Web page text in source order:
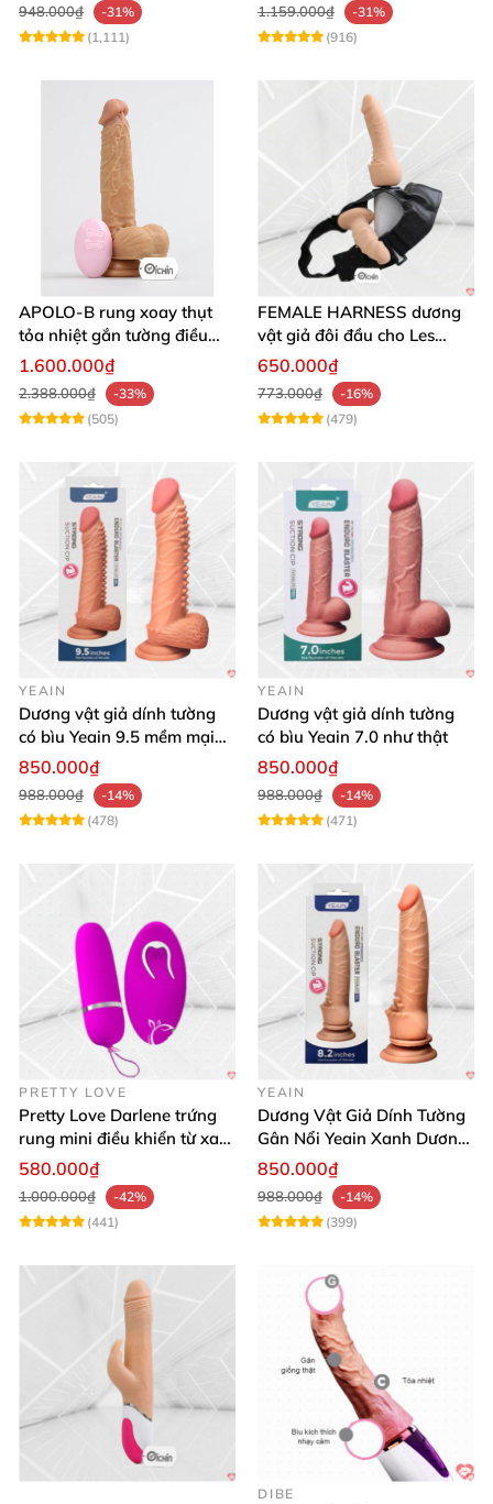
948.000₫
-31%
(1,111)
1.159.000₫
-31%
(916)
APOLO-B rung xoay thụt
tỏa nhiệt gắn tường điều
khiển từ xa đa chế độ
1.600.000₫
2.388.000₫
-33%
(505)
FEMALE HARNESS dương
vật giả đôi đầu cho Les
massage cực sướng
650.000₫
773.000₫
-16%
(479)
YEAIN
Dương vật giả dính tường
có bìu Yeain 9.5 mềm mại
thật
850.000₫
988.000₫
-14%
(478)
YEAIN
Dương vật giả dính tường
có bìu Yeain 7.0 như thật
850.000₫
988.000₫
-14%
(471)
PRETTY LOVE
Pretty Love Darlene trứng
rung mini điều khiển từ xa
12 chế độ rung mạnh
580.000₫
1.000.000₫
-42%
(441)
YEAIN
Dương Vật Giả Dính Tường
Gân Nổi Yeain Xanh Dương
8.2 Siêu Thật
850.000₫
988.000₫
-14%
(399)
DIBE